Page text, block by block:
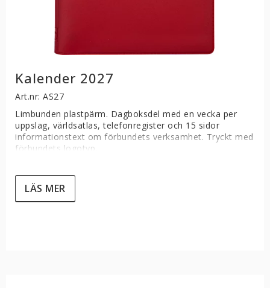
Kalender 2027
Art.nr: AS27
Limbunden plastpärm. Dagboksdel med en vecka per
uppslag, världsatlas, telefonregister och 15 sidor
informationstext om förbundets verksamhet. Tryckt med
förbundets logotyp.
Tillverkningsområde: Sverige.
Pris inklusive tryck.
LÄS MER